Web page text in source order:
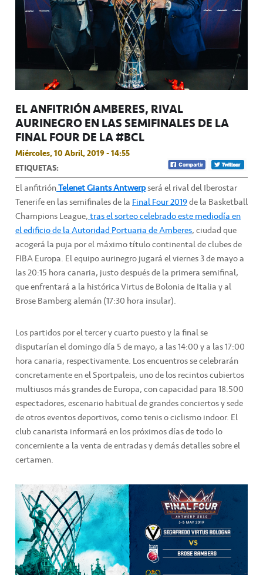
EL ANFITRIÓN AMBERES, RIVAL
AURINEGRO EN LAS SEMIFINALES DE LA
FINAL FOUR DE LA #BCL
Miércoles, 10 Abril, 2019 - 14:55
ETIQUETAS:
El anfitriónTelenet Giants Antwerpserá el rival del Iberostar
Tenerife en las semifinales de laFinal Four 2019de la Basketball
Champions League,tras el sorteo celebrado este mediodía en
el edificio de la Autoridad Portuaria de Amberes, ciudad que
acogerá la puja por el máximo título continental de clubes de
FIBA Europa. El equipo aurinegro jugará el viernes 3 de mayo a
las 20:15 hora canaria, justo después de la primera semifinal,
que enfrentará a la histórica Virtus de Bolonia de Italia y al
Brose Bamberg alemán (17:30 hora insular).
Los partidos por el tercer y cuarto puesto y la final se
disputarían el domingo día 5 de mayo, a las 14:00 y a las 17:00
hora canaria, respectivamente. Los encuentros se celebrarán
concretamente en el Sportpaleis, uno de los recintos cubiertos
multiusos más grandes de Europa, con capacidad para 18.500
espectadores, escenario habitual de grandes conciertos y sede
de otros eventos deportivos, como tenis o ciclismo indoor. El
club canarista informará en los próximos días de todo lo
concerniente a la venta de entradas y demás detalles sobre el
certamen.